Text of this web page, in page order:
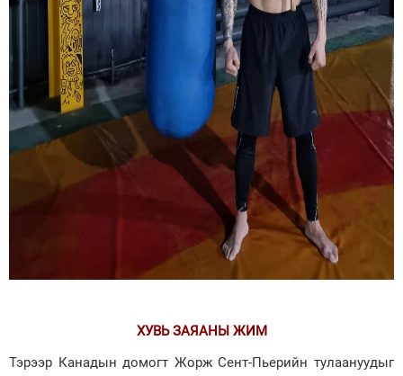
ХУВЬ ЗАЯАНЫ ЖИМ
Тэрээр Канадын домогт Жорж Сент-Пьерийн тулаануудыг